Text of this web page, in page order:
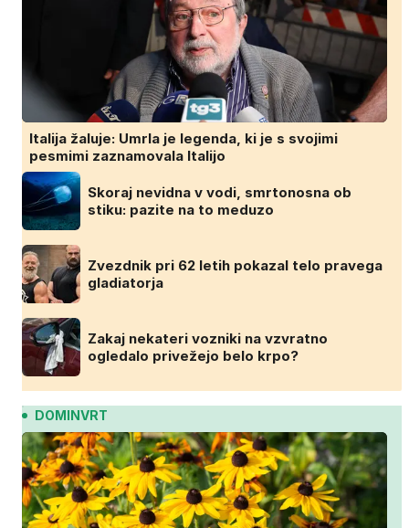
Italija žaluje: Umrla je legenda, ki je s svojimi
pesmimi zaznamovala Italijo
Skoraj nevidna v vodi, smrtonosna ob
stiku: pazite na to meduzo
Zvezdnik pri 62 letih pokazal telo pravega
gladiatorja
Zakaj nekateri vozniki na vzvratno
ogledalo privežejo belo krpo?
DOMINVRT